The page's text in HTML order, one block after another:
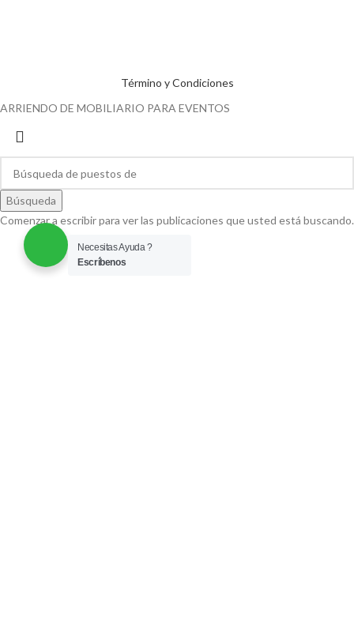
Término y Condiciones
ARRIENDO DE MOBILIARIO PARA EVENTOS
Búsqueda
Comenzar a escribir para ver las publicaciones que usted está buscando.
Necesitas Ayuda ?
Escríbenos